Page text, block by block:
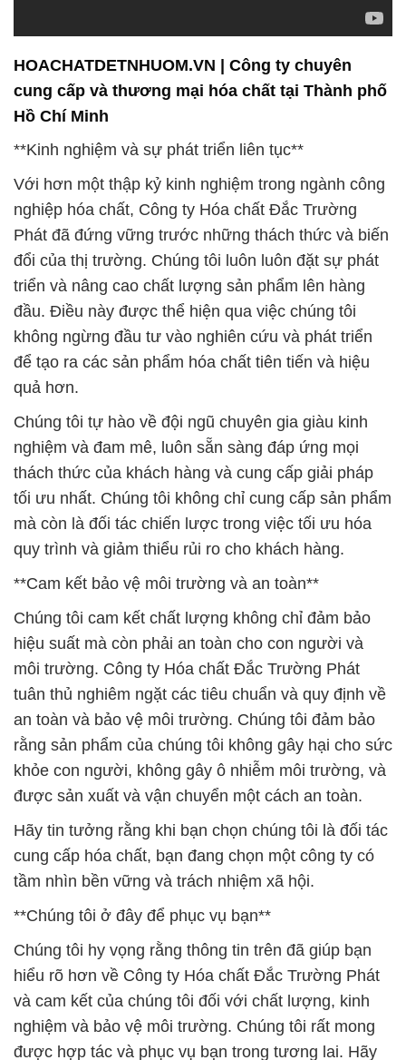
HOACHATDETNHUOM.VN | Công ty chuyên
cung cấp và thương mại hóa chất tại Thành phố
Hồ Chí Minh
**Kinh nghiệm và sự phát triển liên tục**
Với hơn một thập kỷ kinh nghiệm trong ngành công
nghiệp hóa chất, Công ty Hóa chất Đắc Trường
Phát đã đứng vững trước những thách thức và biến
đổi của thị trường. Chúng tôi luôn luôn đặt sự phát
triển và nâng cao chất lượng sản phẩm lên hàng
đầu. Điều này được thể hiện qua việc chúng tôi
không ngừng đầu tư vào nghiên cứu và phát triển
để tạo ra các sản phẩm hóa chất tiên tiến và hiệu
quả hơn.
Chúng tôi tự hào về đội ngũ chuyên gia giàu kinh
nghiệm và đam mê, luôn sẵn sàng đáp ứng mọi
thách thức của khách hàng và cung cấp giải pháp
tối ưu nhất. Chúng tôi không chỉ cung cấp sản phẩm
mà còn là đối tác chiến lược trong việc tối ưu hóa
quy trình và giảm thiểu rủi ro cho khách hàng.
**Cam kết bảo vệ môi trường và an toàn**
Chúng tôi cam kết chất lượng không chỉ đảm bảo
hiệu suất mà còn phải an toàn cho con người và
môi trường. Công ty Hóa chất Đắc Trường Phát
tuân thủ nghiêm ngặt các tiêu chuẩn và quy định về
an toàn và bảo vệ môi trường. Chúng tôi đảm bảo
rằng sản phẩm của chúng tôi không gây hại cho sức
khỏe con người, không gây ô nhiễm môi trường, và
được sản xuất và vận chuyển một cách an toàn.
Hãy tin tưởng rằng khi bạn chọn chúng tôi là đối tác
cung cấp hóa chất, bạn đang chọn một công ty có
tầm nhìn bền vững và trách nhiệm xã hội.
**Chúng tôi ở đây để phục vụ bạn**
Chúng tôi hy vọng rằng thông tin trên đã giúp bạn
hiểu rõ hơn về Công ty Hóa chất Đắc Trường Phát
và cam kết của chúng tôi đối với chất lượng, kinh
nghiệm và bảo vệ môi trường. Chúng tôi rất mong
được hợp tác và phục vụ bạn trong tương lai. Hãy